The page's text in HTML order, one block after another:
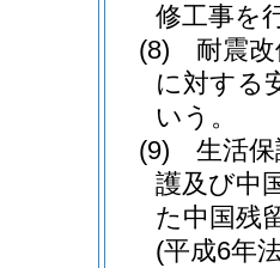
修工事を
(8)
耐震
に対する
いう。
(9)
生活
護及び中
た中国残
(平成6年